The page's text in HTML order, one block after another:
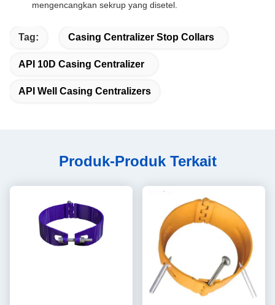
mengencangkan sekrup yang disetel.
Tag: Casing Centralizer Stop Collars
API 10D Casing Centralizer
API Well Casing Centralizers
Produk-Produk Terkait